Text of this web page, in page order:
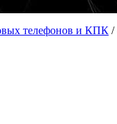
телефонов и КПК /